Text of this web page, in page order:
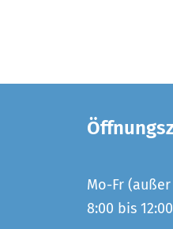
Mo-Fr
8:00 bis